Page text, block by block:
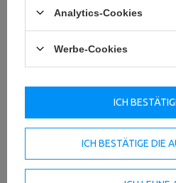
Analytics-Cookies
Werbe-Cookies
ICH BESTÄTIGE DIE
ICH